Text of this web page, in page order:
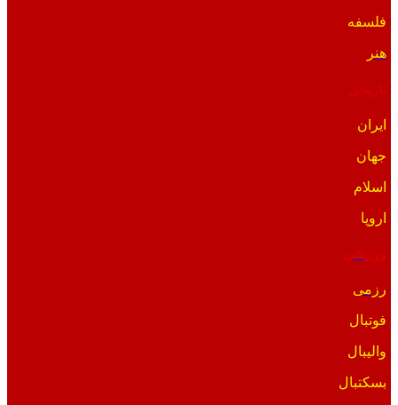
فلسفه
هنر
ایران
جهان
اسلام
اروپا
ورزشی
رزمی
فوتبال
والیبال
بسکتبال